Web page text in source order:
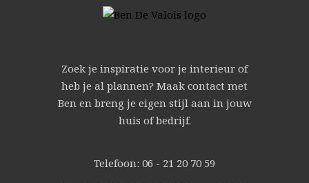
Zoek je inspiratie voor je interieur of
heb je al plannen? Maak contact met
Ben en breng je eigen stijl aan in jouw
huis of bedrijf.
Telefoon: 06 - 21 20 70 59